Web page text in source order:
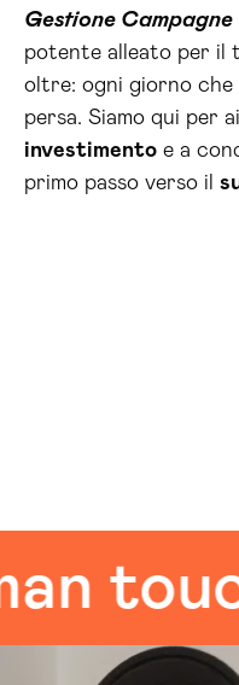
Gestione
potente alleato per il
oltre: ogni giorno che
persa. Siamo qui per
investimento e a
primo passo verso il